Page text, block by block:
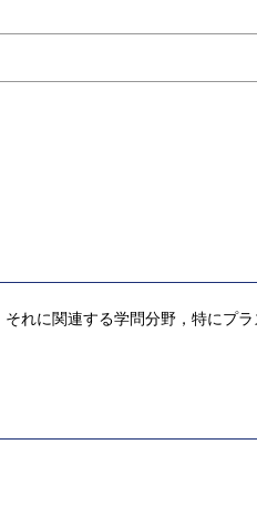
れに関連する学問分野，特にプ